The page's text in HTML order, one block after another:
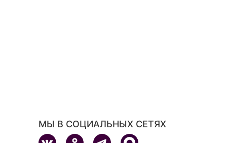
МЫ В СОЦИАЛЬНЫХ СЕТЯХ